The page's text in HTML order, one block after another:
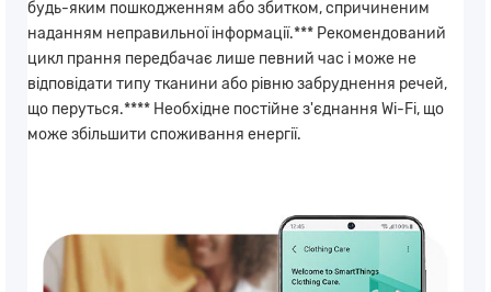
будь-яким пошкодженням або збитком, спричиненим
наданням неправильної інформації.*** Рекомендований
цикл прання передбачає лише певний час і може не
відповідати типу тканини або рівню забруднення речей,
що перуться.**** Необхідне постійне з'єднання Wi-Fi, що
може збільшити споживання енергії.